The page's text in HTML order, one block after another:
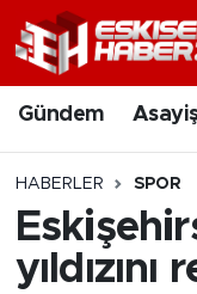
Gündem
HABERLER SPOR
Gündem
Asayiş
Siyaset
Spor
Nöbetçi
Hava
Trafik
Süper Lig